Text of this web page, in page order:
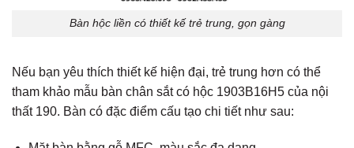
Bàn hộc liền có thiết kế trẻ trung, gọn gàng
Nếu bạn yêu thích thiết kế hiện đại, trẻ trung hơn có thể
tham khảo mẫu bàn chân sắt có hộc 1903B16H5 của nội
thất 190. Bàn có đặc điểm cấu tạo chi tiết như sau: